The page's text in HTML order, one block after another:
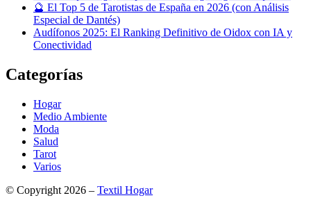
🔮 El Top 5 de Tarotistas de España en 2026 (con Análisis
Especial de Dantés)
Audífonos 2025: El Ranking Definitivo de Oidox con IA y
Conectividad
Categorías
Hogar
Medio Ambiente
Moda
Salud
Tarot
Varios
© Copyright 2026 – Textil Hogar